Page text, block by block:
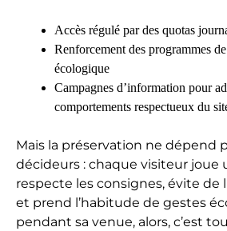
Accès régulé par des quotas
Renforcement des programmes
écologique
Campagnes d’information pour
comportements respectueux du
Mais la préservation ne dépend
décideurs : chaque visiteur joue
respecte les consignes, évite de
et prend l’habitude de gestes
pendant sa venue, alors, c’est